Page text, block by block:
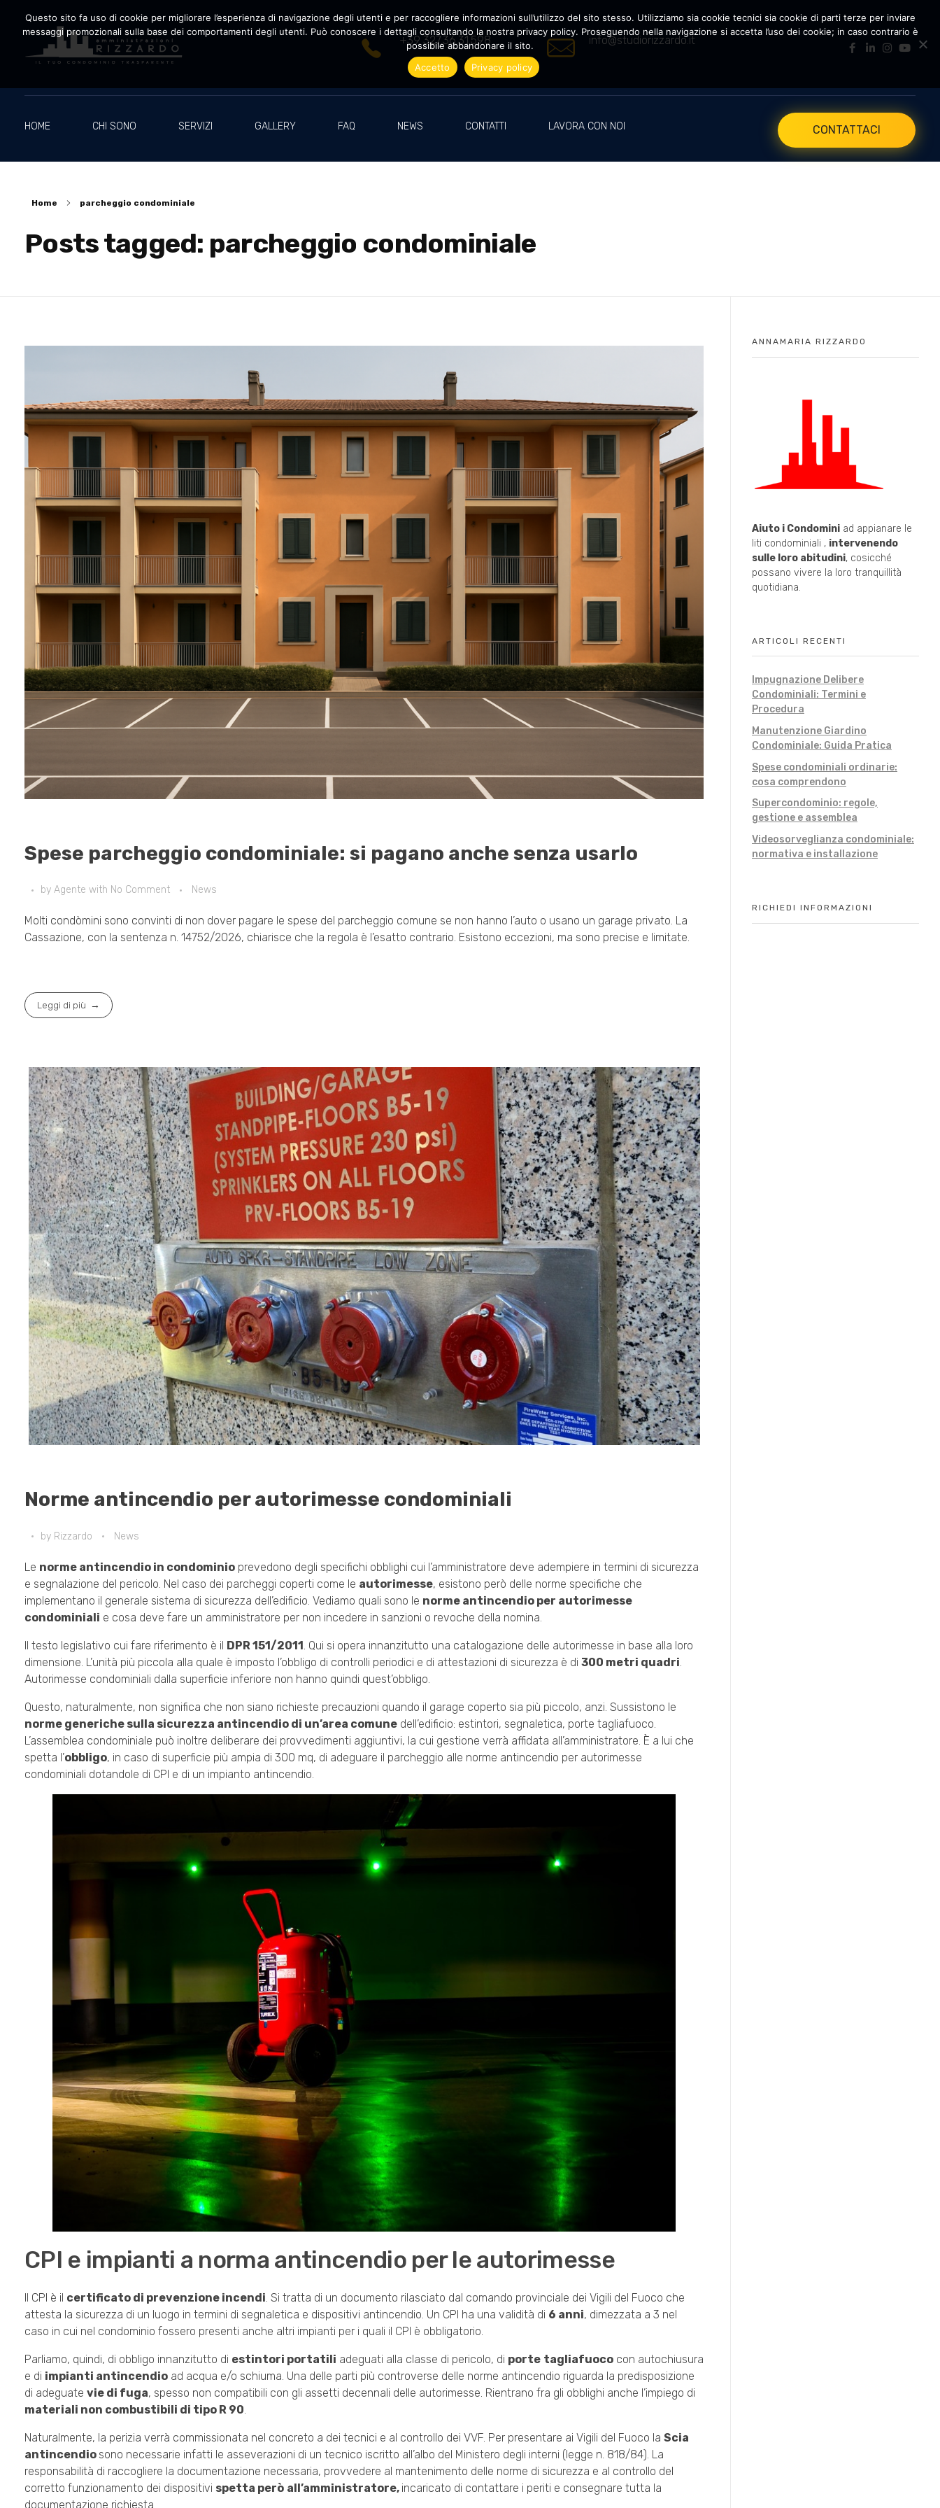
+39 327.36.31.598 info@studiorizzardo.it
HOME CHI SONO SERVIZI GALLERY FAQ NEWS CONTATTI LAVORA CON NOI CONTATTACI
Home parcheggio condominiale
Posts tagged: parcheggio condominiale
Spese parcheggio condominiale: si pagano anche senza usarlo
by Agente with No Comment News
Molti condòmini sono convinti di non dover pagare le spese del parcheggio comune se non hanno l’auto o usano un garage privato. La
Cassazione, con la sentenza n. 14752/2026, chiarisce che la regola è l’esatto contrario. Esistono eccezioni, ma sono precise e limitate.
Leggi di più
Norme antincendio per autorimesse condominiali
by Rizzardo News
Le norme antincendio in condominio prevedono degli specifichi obblighi cui l’amministratore deve adempiere in termini di sicurezza
e segnalazione del pericolo. Nel caso dei parcheggi coperti come le autorimesse, esistono però delle norme specifiche che
implementano il generale sistema di sicurezza dell’edificio. Vediamo quali sono le norme antincendio per autorimesse
condominiali e cosa deve fare un amministratore per non incedere in sanzioni o revoche della nomina.
Il testo legislativo cui fare riferimento è il DPR 151/2011 . Qui si opera innanzitutto una catalogazione delle autorimesse in base alla loro
dimensione. L’unità più piccola alla quale è imposto l’obbligo di controlli periodici e di attestazioni di sicurezza è di 300 metri quadri
Autorimesse condominiali dalla superficie inferiore non hanno quindi quest’obbligo.
Questo, naturalmente, non significa che non siano richieste precauzioni quando il garage coperto sia più piccolo, anzi. Sussistono le
norme generiche sulla sicurezza antincendio di un’area comune dell’edificio: estintori, segnaletica, porte tagliafuoco.
L’assemblea condominiale può inoltre deliberare dei provvedimenti aggiuntivi, la cui gestione verrà affidata all’amministratore. È a lui che
spetta l’obbligo, in caso di superficie più ampia di 300 mq, di adeguare il parcheggio alle norme antincendio per autorimesse
condominiali dotandole di CPI e di un impianto antincendio.
CPI e impianti a norma antincendio per le autorimesse
Il CPI è il certificato di prevenzione incendi. Si tratta di un documento rilasciato dal comando provinciale dei Vigili del Fuoco che
attesta la sicurezza di un luogo in termini di segnaletica e dispositivi antincendio. Un CPI ha una validità di 6 anni, dimezzata a 3 nel
caso in cui nel condominio fossero presenti anche altri impianti per i quali il CPI è obbligatorio.
Parliamo, quindi, di obbligo innanzitutto di estintori portatili adeguati alla classe di pericolo, di porte tagliafuoco con autochiusura
e di impianti antincendio ad acqua e/o schiuma. Una delle parti più controverse delle norme antincendio riguarda la predisposizione
di adeguate vie di fuga, spesso non compatibili con gli assetti decennali delle autorimesse. Rientrano fra gli obblighi anche l’impiego di
materiali non combustibili di tipo R 90.
Naturalmente, la perizia verrà commissionata nel concreto a dei tecnici e al controllo dei VVF. Per presentare ai Vigili del Fuoco la Scia
antincendio sono necessarie infatti le asseverazioni di un tecnico iscritto all’albo del Ministero degli interni (legge n. 818/84). La
responsabilità di raccogliere la documentazione necessaria, provvedere al mantenimento delle norme di sicurezza e al controllo del
corretto funzionamento dei dispositivi spetta però all’amministratore, incaricato di contattare i periti e consegnare tutta la
documentazione richiesta.
ANNAMARIA RIZZARDO
Aiuto i Condomini ad appianare le
liti condominiali , intervenendo
sulle loro abitudini, cosicché
possano vivere la loro tranquillità
quotidiana.
ARTICOLI RECENTI
Impugnazione Delibere
Condominiali: Termini e
Procedura
Manutenzione Giardino
Condominiale: Guida Pratica
Spese condominiali ordinarie:
cosa comprendono
Supercondominio: regole,
gestione e assemblea
Videosorveglianza condominiale:
normativa e installazione
RICHIEDI INFORMAZIONI
Questo sito fa uso di cookie per migliorare l’esperienza di navigazione degli utenti e per raccogliere informazioni sull’utilizzo del sito stesso. Utilizziamo sia cookie tecnici sia cookie di parti terze per inviare
messaggi promozionali sulla base dei comportamenti degli utenti. Può conoscere i dettagli consultando la nostra privacy policy. Proseguendo nella navigazione si accetta l’uso dei cookie; in caso contrario è
possibile abbandonare il sito.
Accetto
Privacy policy